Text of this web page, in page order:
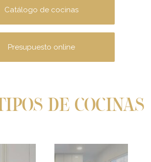
Catálogo de cocinas
Presupuesto online
DE COCINAS